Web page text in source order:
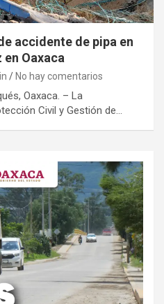
accidente de pipa en
Oaxaca
No hay comentarios
Oaxaca. – La
Civil y Gestión de…